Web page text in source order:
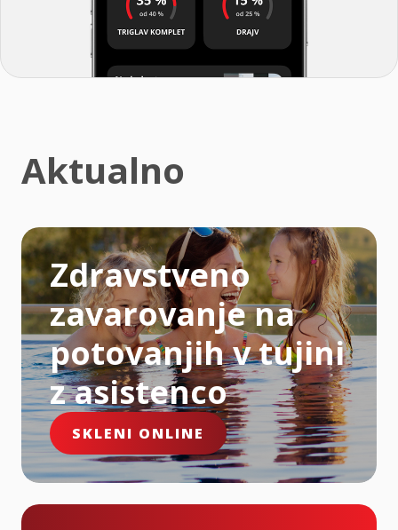
Aktualno
Zdravstveno
zavarovanje na
potovanjih v tujini
z asistenco
SKLENI ONLINE